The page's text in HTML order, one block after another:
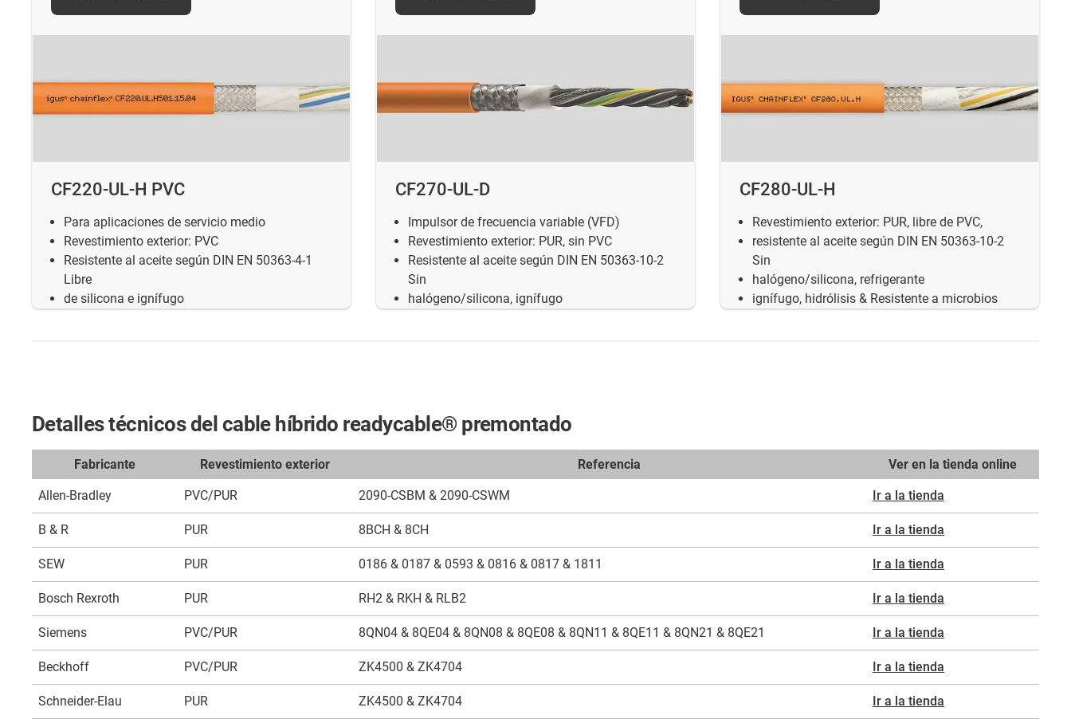
CF220-UL-H PVC
Para aplicaciones de servicio medio
Revestimiento exterior: PVC
Resistente al aceite según DIN EN 50363-4-1
Libre
de silicona e ignífugo
CF270-UL-D
Impulsor de frecuencia variable (VFD)
Revestimiento exterior: PUR, sin PVC
Resistente al aceite según DIN EN 50363-10-2
Sin
halógeno/silicona, ignífugo
CF280-UL-H
Revestimiento exterior: PUR, libre de PVC,
resistente al aceite según DIN EN 50363-10-2
Sin
halógeno/silicona, refrigerante
ignífugo, hidrólisis & Resistente a microbios
Detalles técnicos del cable híbrido readycable® premontado
Fabricante Revestimiento exterior Referencia Ver en la tienda online
Allen-Bradley PVC/PUR 2090-CSBM & 2090-CSWM Ir a la tienda
B & R PUR 8BCH & 8CH Ir a la tienda
SEW PUR 0186 & 0187 & 0593 & 0816 & 0817 & 1811 Ir a la tienda
Bosch Rexroth PUR RH2 & RKH & RLB2 Ir a la tienda
Siemens PVC/PUR 8QN04 & 8QE04 & 8QN08 & 8QE08 & 8QN11 & 8QE11 & 8QN21 & 8QE21 Ir a la tienda
Beckhoff PVC/PUR ZK4500 & ZK4704 Ir a la tienda
Schneider-Elau PUR ZK4500 & ZK4704 Ir a la tienda